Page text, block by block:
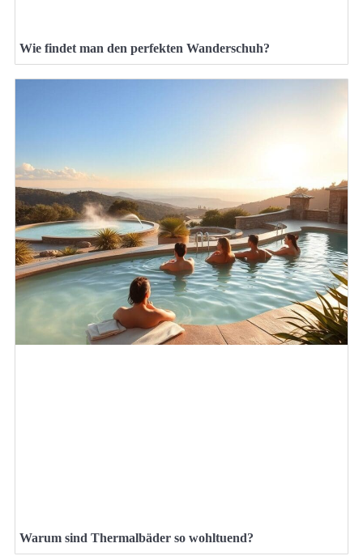
Wie findet man den perfekten Wanderschuh?
Warum sind Thermalbäder so wohltuend?